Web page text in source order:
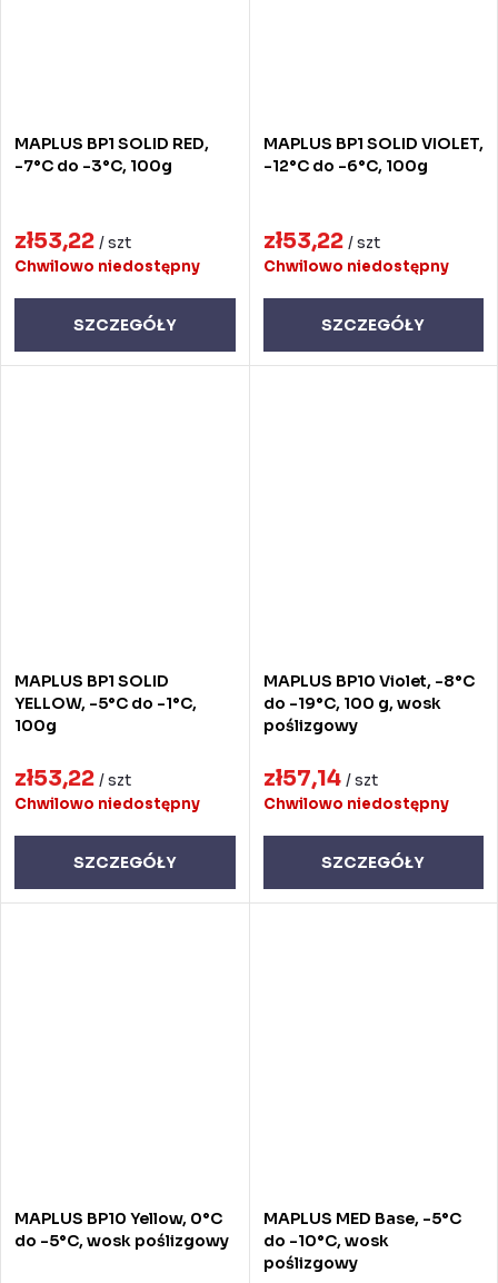
MAPLUS BP1 SOLID RED,
-7°C do -3°C, 100g
zł53,22 / szt
Chwilowo niedostępny
SZCZEGÓŁY
MAPLUS BP1 SOLID VIOLET,
-12°C do -6°C, 100g
zł53,22 / szt
Chwilowo niedostępny
SZCZEGÓŁY
MAPLUS BP1 SOLID
YELLOW, -5°C do -1°C,
100g
zł53,22 / szt
Chwilowo niedostępny
SZCZEGÓŁY
MAPLUS BP10 Violet, -8°C
do -19°C, 100 g, wosk
poślizgowy
zł57,14 / szt
Chwilowo niedostępny
SZCZEGÓŁY
MAPLUS BP10 Yellow, 0°C
do -5°C, wosk poślizgowy
MAPLUS MED Base, -5°C
do -10°C, wosk
poślizgowy